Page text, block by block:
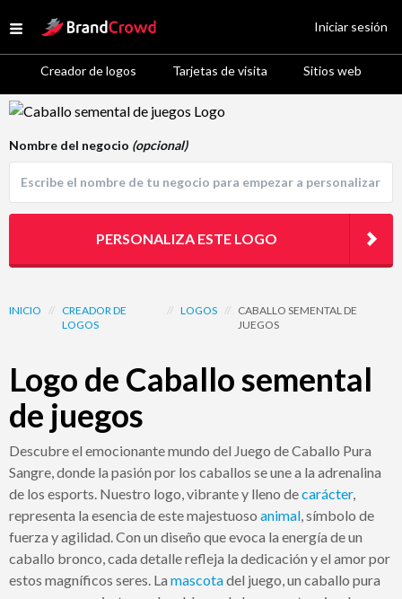
Open menu
Site Logo
Creador de logos Tarjetas de visita Sitios web
Iniciar sesión
Logo Template Preview
INICIO // CREADOR DE
LOGOS
// LOGOS //
CABALLO SEMENTAL DE
JUEGOS
Logo de Caballo semental
de juegos
Descubre el emocionante mundo del Juego de Caballo Pura
Sangre, donde la pasión por los caballos se une a la adrenalina
de los esports. Nuestro logo, vibrante y lleno decarácter,
representa la esencia de este majestuoso animal, símbolo de
fuerza y agilidad. Con un diseño que evoca la energía de un
caballo bronco, cada detalle refleja la dedicación y el amor por
estos magníficos seres. La mascotadel juego, un caballo pura
Nombre del negocio (opcional)
PERSONALIZA ESTE LOGO